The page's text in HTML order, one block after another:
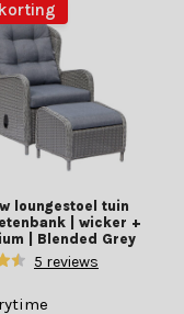
loungestoel tuin
| wicker +
| Blended Grey
5 reviews